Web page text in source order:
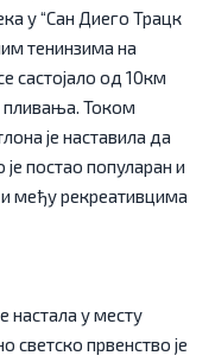
у “Сан Диего Трацк
тенинзима на
састојало од 10км
Током
је наставила да
постао популаран и
међу рекреативцима
настала у месту
светско првенство је